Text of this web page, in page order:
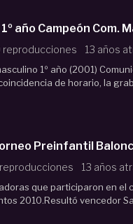
reproducciones 13 años
1º año (2001)
coincidencia de horario, la
Preinfantil
13 años
que participaron en el
2010.Resultó vencedor